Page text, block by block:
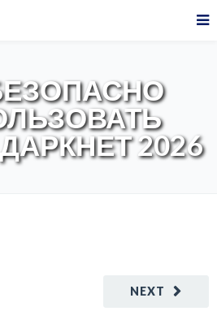
2026
NEXT